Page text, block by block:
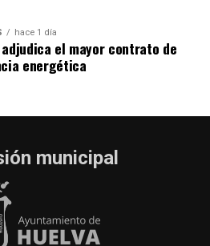
hace 1 día
adjudica el mayor contrato de
energética
municipal